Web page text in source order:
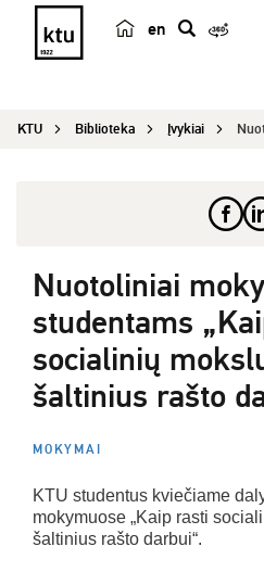
en
e
KTU Biblioteka Įvykiai Nuotoliniai
Nuotoliniai
studentams
socialinių
šaltinius rašto
MOKYMAI
KTU studentus kviečiame
mokymuose „Kaip rasti
šaltinius rašto darbui“.